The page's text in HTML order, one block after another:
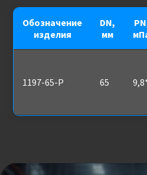
Обозначение
изделия
DN,
мм
1197-65-Р 65